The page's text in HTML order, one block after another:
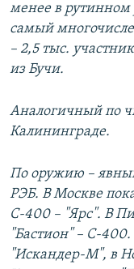
менее в
самый
– 2,5 тыс.
из Бучи.
Аналогичный по
Калининграде.
По оружию –
РЭБ. В Москве
С-400 – "Ярс". В
"Бастион" – С-
"Искандер-М", в